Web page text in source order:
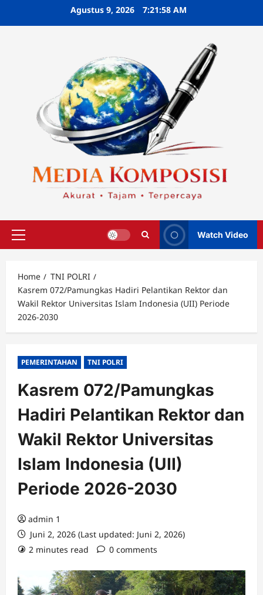
Agustus 9, 2026 7:21:59 AM
Primary
Watch Video
Home
TNI POLRI
Kasrem 072/Pamungkas Hadiri Pelantikan Rektor dan
Wakil Rektor Universitas Islam Indonesia (UII) Periode
2026-2030
PEMERINTAHAN TNI POLRI
Kasrem 072/Pamungkas
Hadiri Pelantikan Rektor dan
Wakil Rektor Universitas
Islam Indonesia (UII)
Periode 2026-2030
admin 1
Juni 2, 2026 (Last updated: Juni 2, 2026)
2 minutes read
0 comments